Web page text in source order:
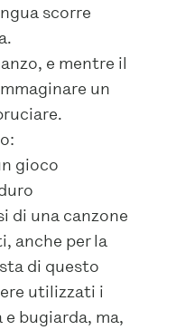
scorre
e mentre il
un
gioco
di una canzone
anche per la
di questo
utilizzati i
bugiarda, ma,